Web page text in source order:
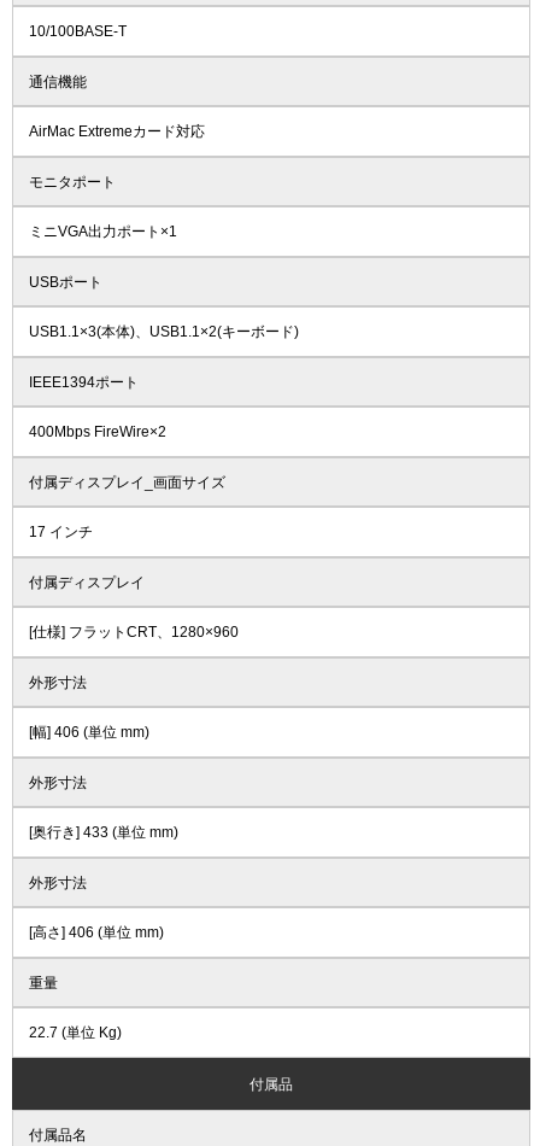
10/100BASE-T
通信機能
AirMac Extremeカード対応
モニタポート
ミニVGA出力ポート×1
USBポート
USB1.1×3(本体)、USB1.1×2(キーボード)
IEEE1394ポート
400Mbps FireWire×2
付属ディスプレイ_画面サイズ
17 インチ
付属ディスプレイ
[仕様] フラットCRT、1280×960
外形寸法
[幅] 406 (単位 mm)
外形寸法
[奥行き] 433 (単位 mm)
外形寸法
[高さ] 406 (単位 mm)
重量
22.7 (単位 Kg)
付属品
付属品名